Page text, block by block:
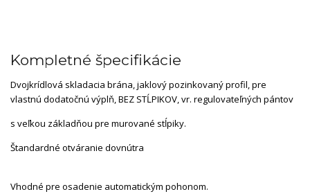
Kompletné špecifikácie
Dvojkrídlová skladacia brána, jaklový pozinkovaný profil, pre
vlastnú dodatočnú výplň, BEZ STĹPIKOV, vr. regulovateľných pántov
s veľkou základňou pre murované stĺpiky.
Štandardné otváranie dovnútra
Vhodné pre osadenie automatickým pohonom.